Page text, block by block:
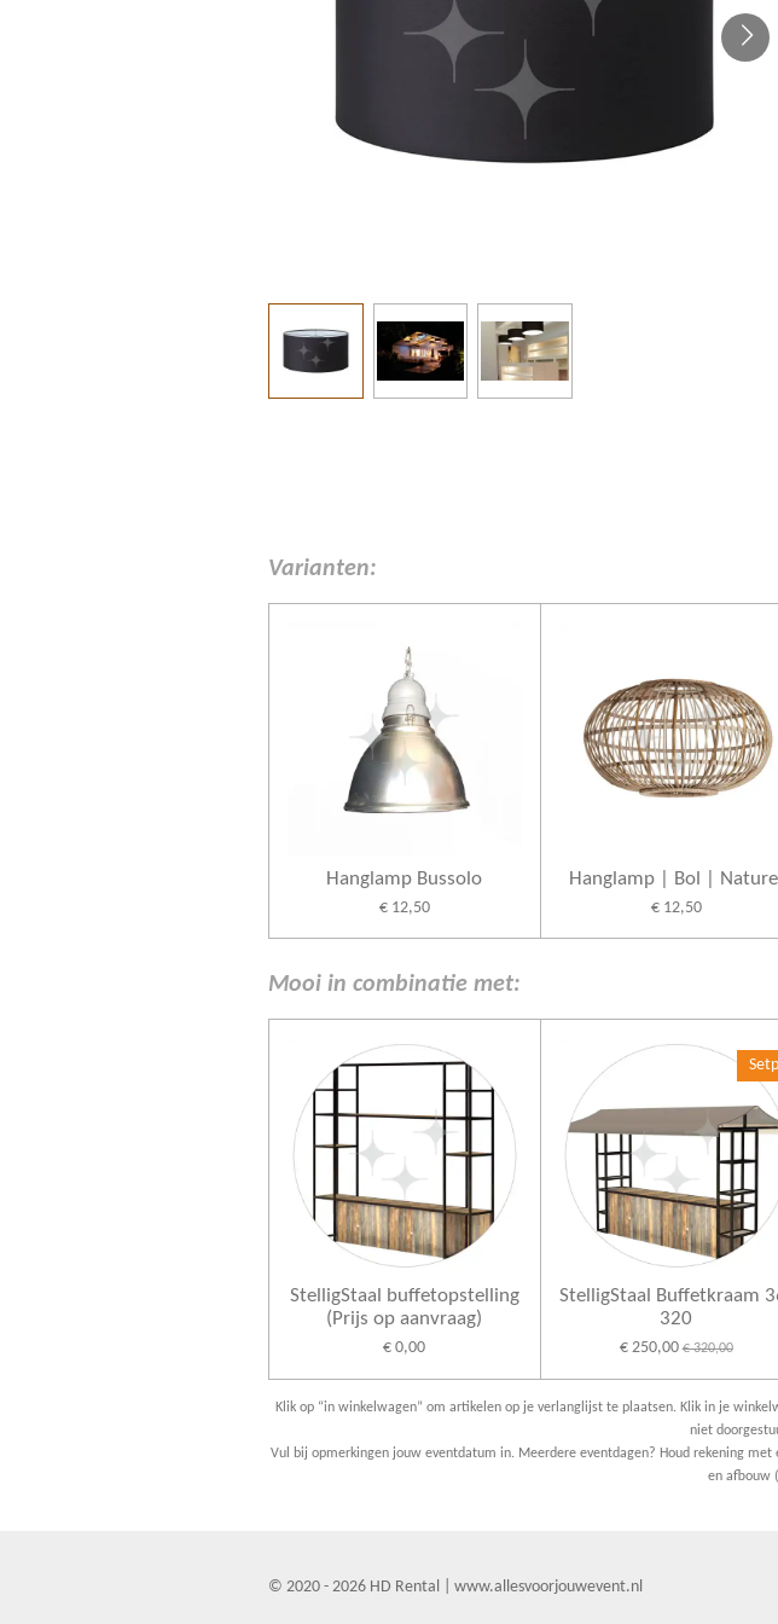
Varianten:
Hanglamp Bussolo
€ 12,50
Hanglamp | Bol | Naturel
€ 12,50
Mooi in combinatie met:
StelligStaal buffetopstelling
(Prijs op aanvraag)
€ 0,00
StelligStaal Buffetkraam
320
€ 250,00 € 320,00
Klik op “in winkelwagen” om artikelen op je verlanglijst te plaatsen. Klik in je
niet
Vul bij opmerkingen jouw eventdatum in. Meerdere eventdagen? Houd rekening
en afbouw
© 2020 - 2026 HD Rental | www.allesvoorjouwevent.nl